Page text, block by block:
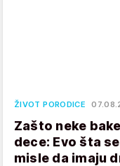
ŽIVOT PORODICE
Zašto neke
dece: Evo šta
misle da imaju